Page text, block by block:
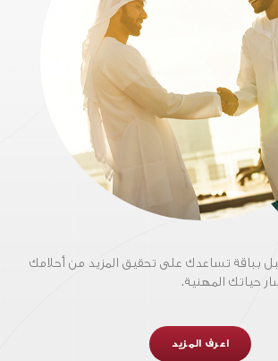
بباقة تساعدك على تحقيق المزيد من أحلامك
حياتك المهنية.
اعرف المزيد